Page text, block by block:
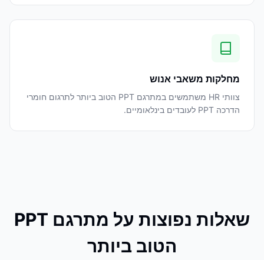
מחלקות משאבי אנוש
צוותי HR משתמשים במתרגם PPT הטוב ביותר לתרגום חומרי
הדרכה PPT לעובדים בינלאומיים.
שאלות נפוצות על מתרגם PPT
הטוב ביותר